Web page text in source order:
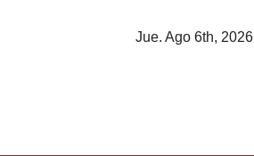
Jue. Ago 6th, 2026